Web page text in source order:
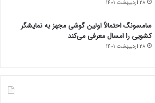
28 اردیبهشت 1401
سامسونگ احتمالاً اولین گوشی مجهز به نمایشگر
کشویی را امسال معرفی می‌کند
28 اردیبهشت 1401